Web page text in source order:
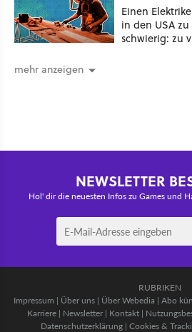
Einen
in den USA
schwierig: zu
mehr anzeigen
NEWSLETTER
Hol' dir die neuesten Infos zu Games und
RUBRIKEN
Impressum | Über uns| Über Webedia | Abo
Karriere | Newsletter | Kontakt |
Datenschutzerklärung | Cookies &